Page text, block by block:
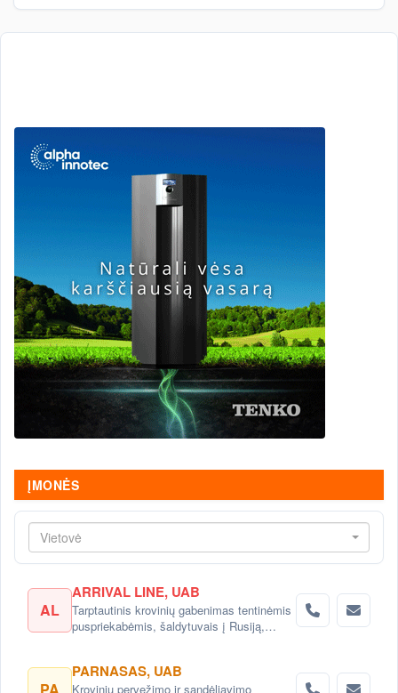
ĮMONĖS
Vietovė
AL
ARRIVAL LINE, UAB
Tarptautinis krovinių gabenimas tentinėmis
puspriekabėmis, šaldytuvais į Rusiją,
PA
PARNASAS, UAB
Krovinių pervežimo ir sandėliavimo